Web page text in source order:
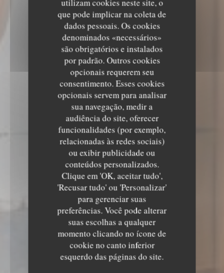
utilizam cookies neste site, o
que pode implicar na coleta de
dados pessoais. Os cookies
denominados «necessários»
são obrigatórios e instalados
por padrão. Outros cookies
opcionais requerem seu
consentimento. Esses cookies
opcionais servem para analisar
sua navegação, medir a
audiência do site, oferecer
funcionalidades (por exemplo,
relacionadas às redes sociais)
ou exibir publicidade ou
conteúdos personalizados.
Clique em 'OK, aceitar tudo',
'Recusar tudo' ou 'Personalizar'
para gerenciar suas
preferências. Você pode alterar
suas escolhas a qualquer
momento clicando no ícone de
cookie no canto inferior
esquerdo das páginas do site.